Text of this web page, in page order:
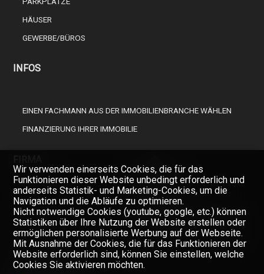
HÄUSER
GEWERBE/BÜROS
INFOS
EINEN FACHMANN AUS DER IMMOBILIENBRANCHE WÄHLEN
FINANZIERUNG IHRER IMMOBILIE
TEAM
ÜBER UNS
GAZETTE
KONTAKT
Verpassen Sie keine Objekte,
melden Sie sich kostenlos an.
Newsletter
Wir verwenden einerseits Cookies, die für das
Funktionieren dieser Website unbedingt erforderlich und
anderseits Statistik- und Marketing-Cookies, um die
Navigation und die Abläufe zu optimieren.
Nicht notwendige Cookies (youtube, google, etc.) können
Statistiken über Ihre Nutzung der Website erstellen oder
ermöglichen personalisierte Werbung auf der Webseite.
Mit Ausnahme der Cookies, die für das Funktionieren der
Website erforderlich sind, können Sie einstellen, welche
Cookies Sie aktivieren möchten.